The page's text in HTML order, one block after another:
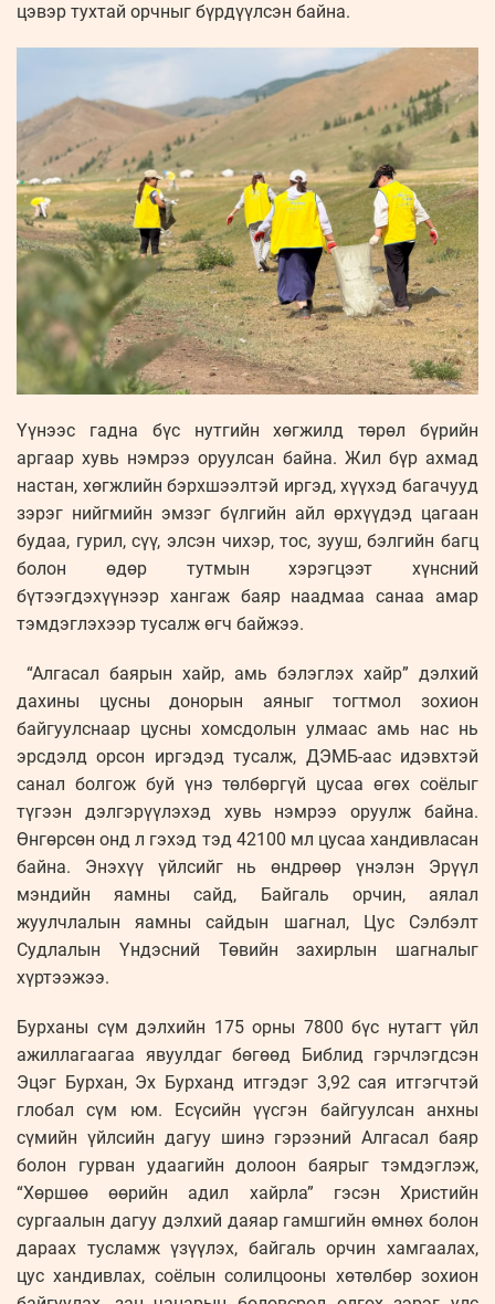
цэвэр тухтай орчныг бүрдүүлсэн байна.
Үүнээс гадна бүс нутгийн хөгжилд төрөл бүрийн
аргаар хувь нэмрээ оруулсан байна. Жил бүр ахмад
настан, хөгжлийн бэрхшээлтэй иргэд, хүүхэд багачууд
зэрэг нийгмийн эмзэг бүлгийн айл өрхүүдэд цагаан
будаа, гурил, сүү, элсэн чихэр, тос, зууш, бэлгийн багц
болон өдөр тутмын хэрэгцээт хүнсний
бүтээгдэхүүнээр хангаж баяр наадмаа санаа амар
тэмдэглэхээр тусалж өгч байжээ.
“Алгасал баярын хайр, амь бэлэглэх хайр” дэлхий
дахины цусны донорын аяныг тогтмол зохион
байгуулснаар цусны хомсдолын улмаас амь нас нь
эрсдэлд орсон иргэдэд тусалж, ДЭМБ-аас идэвхтэй
санал болгож буй үнэ төлбөргүй цусаа өгөх соёлыг
түгээн дэлгэрүүлэхэд хувь нэмрээ оруулж байна.
Өнгөрсөн онд л гэхэд тэд 42100 мл цусаа хандивласан
байна. Энэхүү үйлсийг нь өндрөөр үнэлэн Эрүүл
мэндийн яамны сайд, Байгаль орчин, аялал
жуулчлалын яамны сайдын шагнал, Цус Сэлбэлт
Судлалын Үндэсний Төвийн захирлын шагналыг
хүртээжээ.
Бурханы сүм дэлхийн 175 орны 7800 бүс нутагт үйл
ажиллагаагаа явуулдаг бөгөөд Библид гэрчлэгдсэн
Эцэг Бурхан, Эх Бурханд итгэдэг 3,92 сая итгэгчтэй
глобал сүм юм. Есүсийн үүсгэн байгуулсан анхны
сүмийн үйлсийн дагуу шинэ гэрээний Алгасал баяр
болон гурван удаагийн долоон баярыг тэмдэглэж,
“Хөршөө өөрийн адил хайрла” гэсэн Христийн
сургаалын дагуу дэлхий даяар гамшгийн өмнөх болон
дараах тусламж үзүүлэх, байгаль орчин хамгаалах,
цус хандивлах, соёлын солилцооны хөтөлбөр зохион